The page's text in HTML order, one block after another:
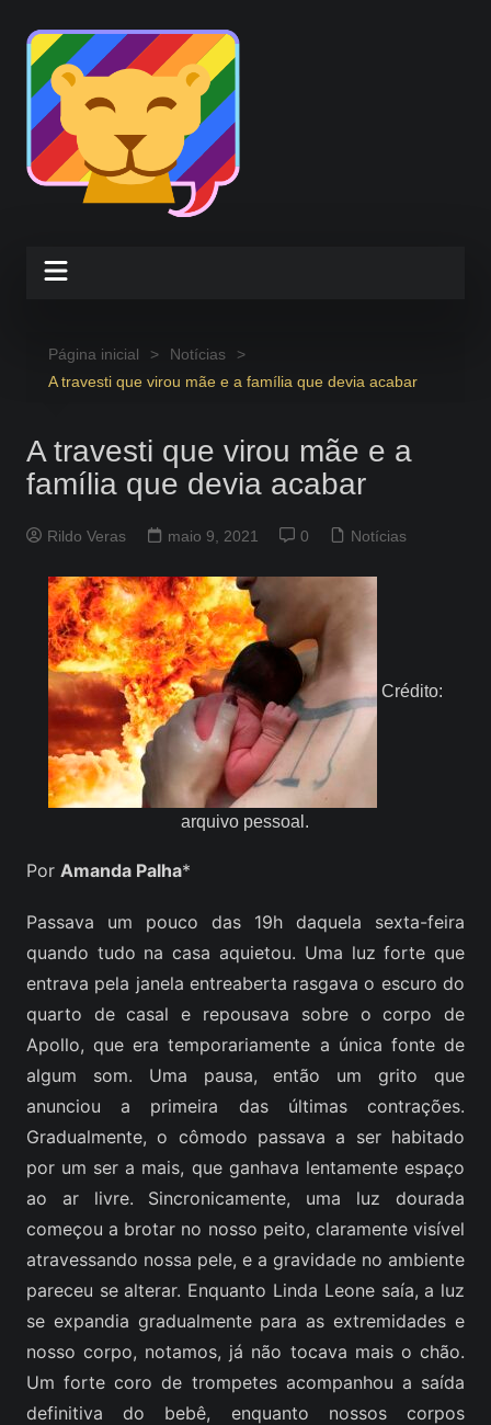
para
conteúdo
Página inicial
Notícias
A travesti que virou mãe e a família que devia acabar
A travesti que virou mãe e a
família que devia acabar
Rildo Veras maio 9, 2021 0 Notícias
Crédito:
arquivo pessoal.
Por Amanda Palha*
Passava um pouco das 19h daquela sexta-feira
quando tudo na casa aquietou. Uma luz forte que
entrava pela janela entreaberta rasgava o escuro do
quarto de casal e repousava sobre o corpo de
Apollo, que era temporariamente a única fonte de
algum som. Uma pausa, então um grito que
anunciou a primeira das últimas contrações.
Gradualmente, o cômodo passava a ser habitado
por um ser a mais, que ganhava lentamente espaço
ao ar livre. Sincronicamente, uma luz dourada
começou a brotar no nosso peito, claramente visível
atravessando nossa pele, e a gravidade no ambiente
pareceu se alterar. Enquanto Linda Leone saía, a luz
se expandia gradualmente para as extremidades e
nosso corpo, notamos, já não tocava mais o chão.
Um forte coro de trompetes acompanhou a saída
definitiva do bebê, enquanto nossos corpos